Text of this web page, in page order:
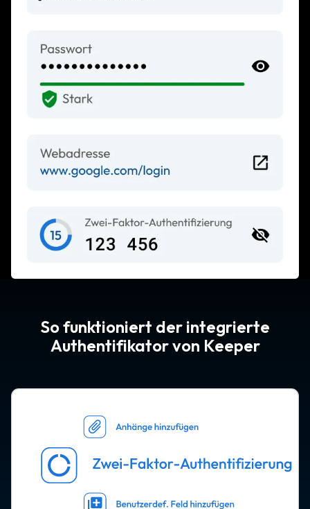
So funktioniert der integrierte
Authentifikator von Keeper